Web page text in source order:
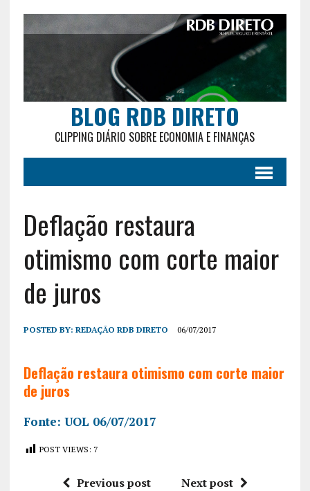
BLOG RDB DIRETO
CLIPPING DIÁRIO SOBRE ECONOMIA E FINANÇAS
Deflação restaura
otimismo com corte maior
de juros
POSTED BY: REDAÇÃO RDB DIRETO 06/07/2017
Deflação restaura otimismo com corte maior
de juros
Fonte: UOL 06/07/2017
POST VIEWS: 7
Previous post Next post